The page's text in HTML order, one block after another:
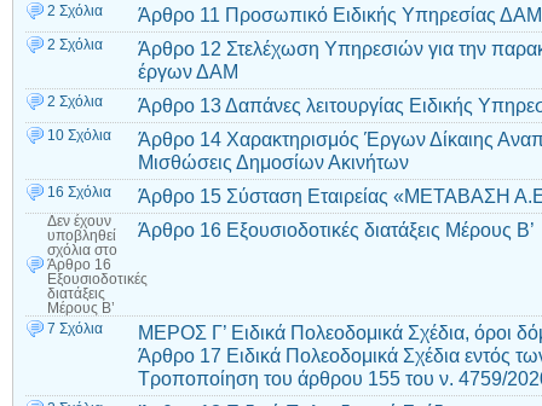
2 Σχόλια Άρθρο 11 Προσωπικό Ειδικής Υπηρεσίας ΔΑΜ
2 Σχόλια
Άρθρο 12 Στελέχωση Υπηρεσιών για την
έργων ΔΑΜ
2 Σχόλια Άρθρο 13 Δαπάνες λειτουργίας Ειδικής
10 Σχόλια
Άρθρο 14 Χαρακτηρισμός Έργων Δίκαιης
Μισθώσεις Δημοσίων Ακινήτων
16 Σχόλια Άρθρο 15 Σύσταση Εταιρείας «ΜΕΤΑΒΑΣΗ
Δεν έχουν
υποβληθεί
σχόλια στο
Άρθρο 16
Εξουσιοδοτικές
διατάξεις
Μέρους Β’
Άρθρο 16 Εξουσιοδοτικές διατάξεις Μέρους Β’
7 Σχόλια
ΜΕΡΟΣ Γ’ Ειδικά Πολεοδομικά Σχέδια, όροι
Άρθρο 17 Ειδικά Πολεοδομικά Σχέδια εντός
Τροποποίηση του άρθρου 155 του ν. 4759/